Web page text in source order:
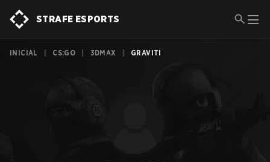
STRAFE ESPORTS
INICIAL CS:GO 3DMAX GRAVITI